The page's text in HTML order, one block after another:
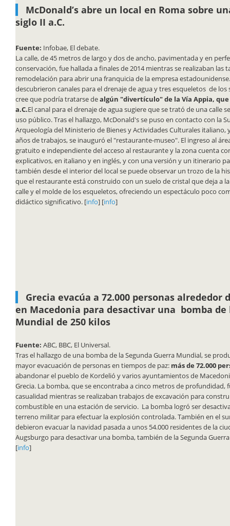
McDonald’s abre un local en Roma sobre
siglo II a.C.
Fuente: Infobae, El debate.
La calle, de 45 metros de largo y dos de ancho, pavimentada y en
conservación, fue hallada a finales de 2014 mientras se realizaban las
remodelación para abrir una franquicia de la empresa
descubrieron canales para el drenaje de agua y tres esqueletos de los
cree que podría tratarse dealgún "divertículo" de la Vía Appia, que
a.C.El canal para el drenaje de agua sugiere que se trató de una calle
uso público. Tras el hallazgo, McDonald's se puso en contacto con la
Arqueología del Ministerio de Bienes y Actividades Culturales italiano,
años de trabajos, se inauguró el "restaurante-museo". El ingreso al
gratuito e independiente del acceso al restaurante y la zona cuenta
explicativos, en italiano y en inglés, y con una versión y un itinerario
también desde el interior del local se puede observar un trozo de la
que el restaurante está construido con un suelo de cristal que deja a
calle y el molde de los esqueletos, ofreciendo un espectáculo poco
didáctico significativo. [info] [info]
Grecia evacúa a 72.000 personas alrededor
en Macedonia para desactivar una bomba de
Mundial de 250 kilos
Fuente: ABC, BBC, El Universal.
Tras el hallazgo de una bomba de la Segunda Guerra Mundial, se
mayor evacuación de personas en tiempos de paz: más de 72.000
abandonar el pueblo de Kordelió y varios ayuntamientos de
Grecia. La bomba, que se encontraba a cinco metros de profundidad,
casualidad mientras se realizaban trabajos de excavación para
combustible en una estación de servicio. La bomba logró ser
terreno militar para efectuar la explosión controlada. También en el
debieron evacuar la navidad pasada a unos 54.000 residentes de la
Augsburgo para desactivar una bomba, también de la Segunda
[info]